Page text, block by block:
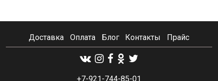
Доставка Оплата Блог Контакты Прайс
+7-921-744-85-01